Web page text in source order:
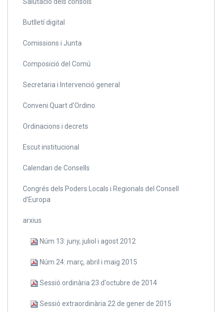
Butlletí digital
Comissions i Junta
Composició del Comú
Secretaria i Intervenció general
Conveni Quart d'Ordino
Ordinacions i decrets
Escut institucional
Calendari de Consells
Congrés dels Poders Locals i Regionals del Consell
d’Europa
arxius
Núm 13: juny, juliol i agost 2012
Núm 24: març, abril i maig 2015
Sessió ordinària 23 d'octubre de 2014
Sessió extraordinària 22 de gener de 2015